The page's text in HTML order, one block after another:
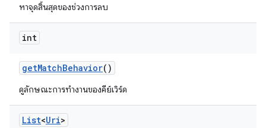
หาจุดสิ้นสุดของช่วงการลบ
int
getMatchBehavior()
ดูลักษณะการทำงานของคีย์เวิร์ด
List<Uri>